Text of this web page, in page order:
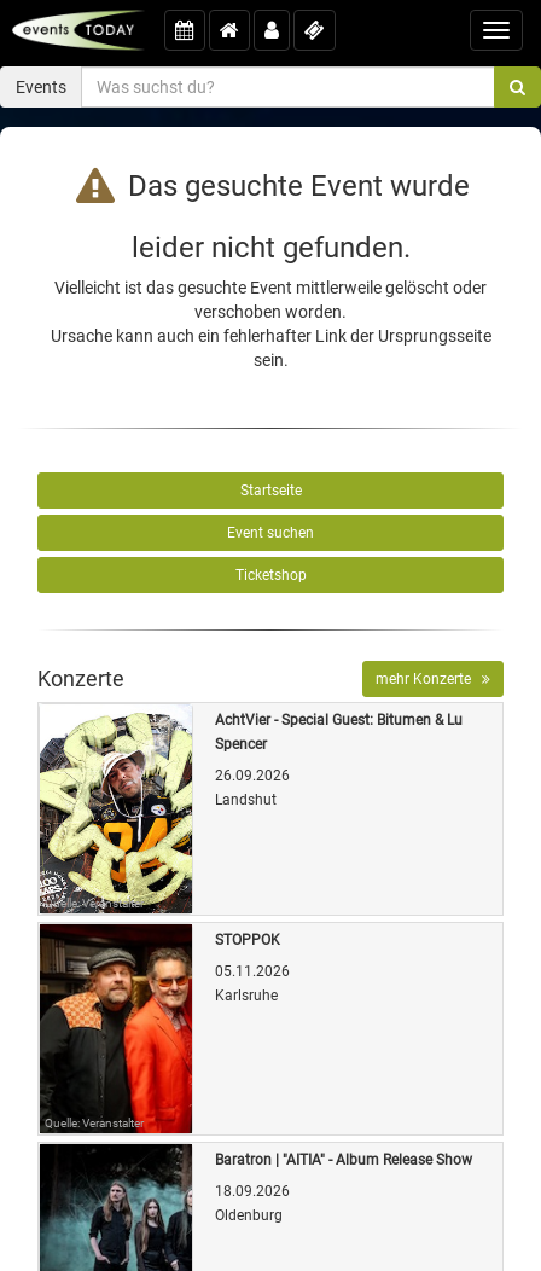
Events
Das gesuchte Event wurde
leider nicht gefunden.
Vielleicht ist das gesuchte Event mittlerweile gelöscht oder
verschoben worden.
Ursache kann auch ein fehlerhafter Link der Ursprungsseite
sein.
Startseite
Event suchen
Ticketshop
Konzerte mehr Konzerte
Quelle: Veranstalter
AchtVier - Special Guest: Bitumen & Lu
Spencer
26.09.2026
Landshut
Quelle: Veranstalter
STOPPOK
05.11.2026
Karlsruhe
Baratron | "AITIA" - Album Release Show
18.09.2026
Oldenburg